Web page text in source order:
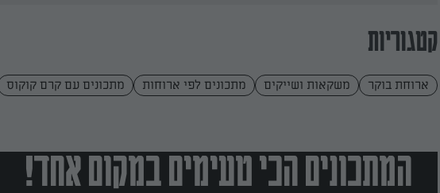
קטגוריות
ארוחת בוקר משקאות ושייקים מתכונים לפי ארוחות מתכונים עם קרם קוקוס
המתכונים הכי טעימים במקום אחד!